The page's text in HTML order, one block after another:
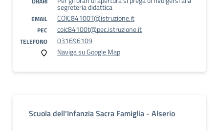
segreteria didattica
EMAIL COIC84100T@istruzione.it
PEC coic84100t@pec.istruzione.it
TELEFONO
031696109
Naviga su Google Map
Scuola dell'Infanzia Sacra Famiglia - Alserio